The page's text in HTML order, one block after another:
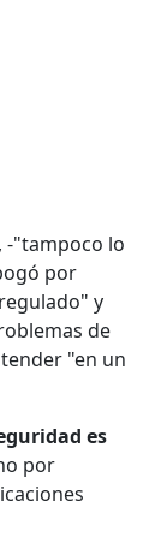
-"tampoco lo
por
y
de
"en un
es
por